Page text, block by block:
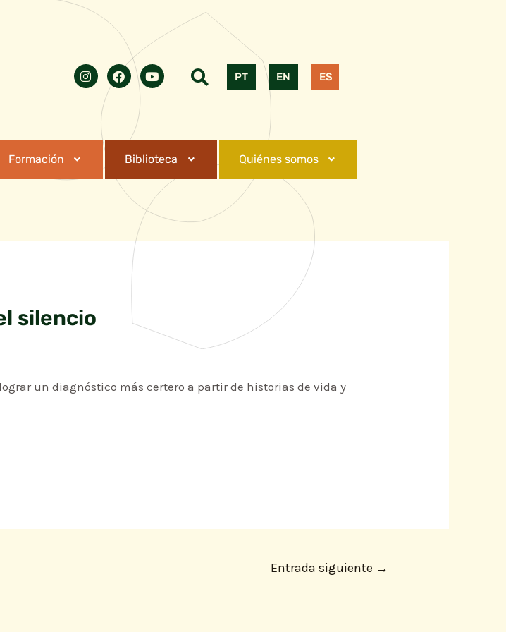
PT EN ES
Formación Biblioteca Quiénes somos
silencio
un diagnóstico más certero a partir de historias de vida y
Entrada siguiente →